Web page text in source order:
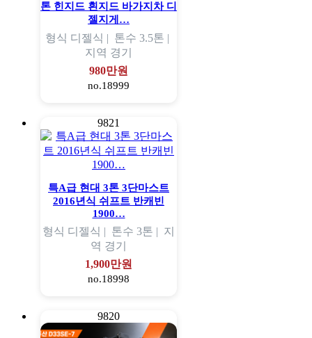
톤 힌지드 흰지드 바가지차 디
젤지게…
형식 디젤식 | 톤수 3.5톤 |
지역 경기
980만원
no.18999
9821
특A급 현대 3톤 3단마스트
2016년식 쉬프트 반캐빈
1900…
형식 디젤식 | 톤수 3톤 | 지
역 경기
1,900만원
no.18998
9820